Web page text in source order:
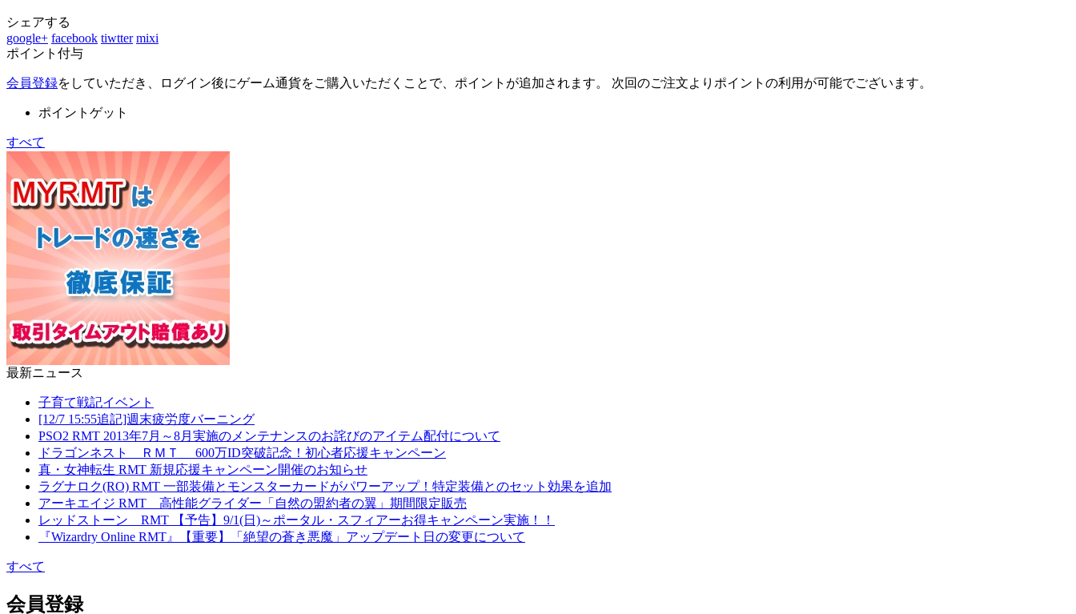
シェアする
google+ facebook tiwtter mixi
ポイント付与
会員登録をしていただき、ログイン後にゲーム通貨をご購入いただくことで、ポイントが追加されます。 次回のご注文よりポイントの利用が可能でございます。
ポイントゲット
すべて
最新ニュース
子育て戦記イベント
[12/7 15:55追記]週末疲労度バーニング
PSO2 RMT 2013年7月～8月実施のメンテナンスのお詫びのアイテム配付について
ドラゴンネスト ＲＭＴ 600万ID突破記念！初心者応援キャンペーン
真・女神転生 RMT 新規応援キャンペーン開催のお知らせ
ラグナロク(RO) RMT 一部装備とモンスターカードがパワーアップ！特定装備とのセット効果を追加
アーキエイジ RMT 高性能グライダー「自然の盟約者の翼」期間限定販売
レッドストーン RMT 【予告】9/1(日)～ポータル・スフィアーお得キャンペーン実施！！
『Wizardry Online RMT』【重要】「絶望の蒼き悪魔」アップデート日の変更について
すべて
会員登録